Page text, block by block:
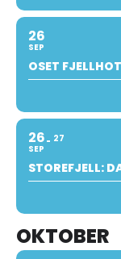
26
SEP
OSET
26
SEP
27
STOREFJELL:
OKTOBER